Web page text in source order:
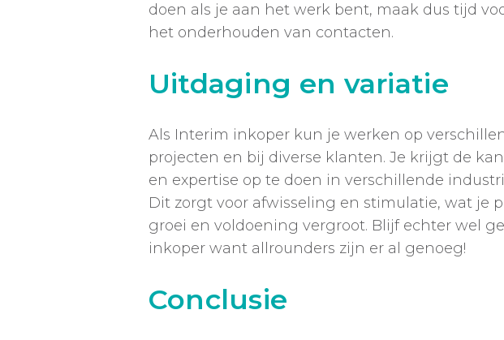
doen als je aan het werk bent, maak dus tijd
het onderhouden van contacten.
Uitdaging en variatie
Als Interim inkoper kun je werken op
projecten en bij diverse klanten. Je krijgt de
en expertise op te doen in verschillende
Dit zorgt voor afwisseling en stimulatie, wat je
groei en voldoening vergroot. Blijf echter wel
inkoper want allrounders zijn er al genoeg!
Conclusie